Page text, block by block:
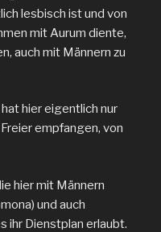
lesbisch ist und von
mit Aurum diente,
auch mit Männern zu
hier eigentlich nur
empfangen, von
hier mit Männern
und auch
ihr Dienstplan erlaubt.